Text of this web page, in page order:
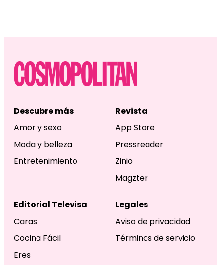
Descubre más
Amor y sexo
Moda y belleza
Entretenimiento
Revista
App Store
Pressreader
Zinio
Magzter
Editorial Televisa
Caras
Cocina Fácil
Eres
Legales
Aviso de privacidad
Términos de servicio